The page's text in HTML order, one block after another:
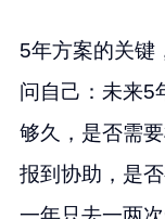
5年方案的关键
问自己：未来5
够久，是否需
报到协助，是